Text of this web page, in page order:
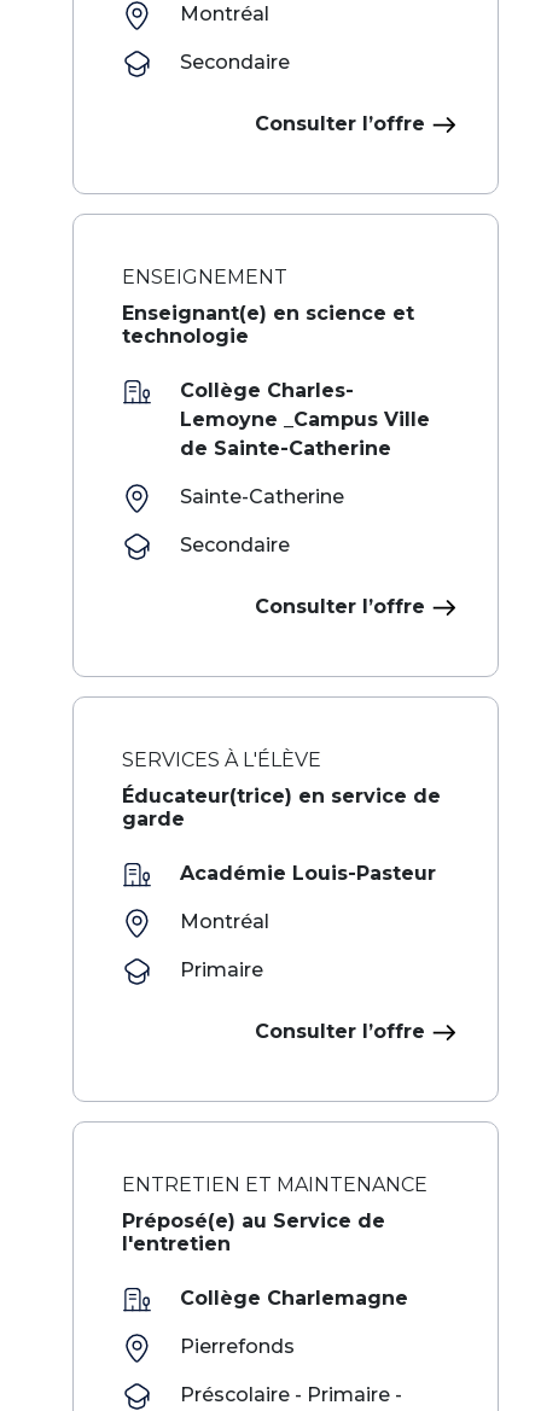
Montréal
Secondaire
Consulter l’offre
ENSEIGNEMENT
Enseignant(e) en science et
technologie
Collège Charles-
Lemoyne _Campus Ville
de Sainte-Catherine
Sainte-Catherine
Secondaire
Consulter l’offre
SERVICES À L'ÉLÈVE
Éducateur(trice) en service de
garde
Académie Louis-Pasteur
Montréal
Primaire
Consulter l’offre
ENTRETIEN ET MAINTENANCE
Préposé(e) au Service de
l'entretien
Collège Charlemagne
Pierrefonds
Préscolaire - Primaire -